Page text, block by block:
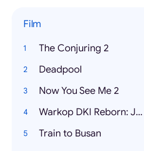
Film
The Conjuring 2
Deadpool
Now You See Me 2
Warkop DKI Reborn: Jangkrik Boss! Part 1
Train to Busan